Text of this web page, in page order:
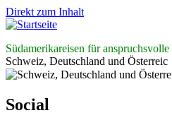
Direkt zum Inhalt
Südamerikareisen für
Schweiz, Deutschland und Österreic
Social